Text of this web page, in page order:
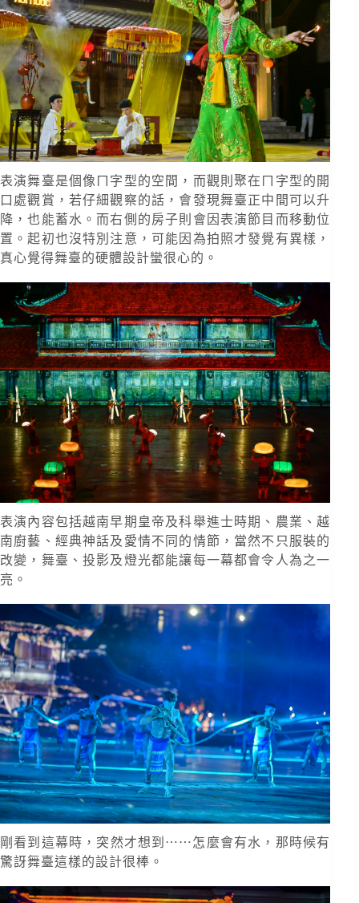
表演舞臺是個像ㄇ字型的空間，而觀則聚在ㄇ字型的開
口處觀賞，若仔細觀察的話，會發現舞臺正中間可以升
降，也能蓄水。而右側的房子則會因表演節目而移動位
置。起初也沒特別注意，可能因為拍照才發覺有異樣，
真心覺得舞臺的硬體設計蠻很心的。
表演內容包括越南早期皇帝及科舉進士時期、農業、越
南廚藝、經典神話及愛情不同的情節，當然不只服裝的
改變，舞臺、投影及燈光都能讓每一幕都會令人為之一
亮。
剛看到這幕時，突然才想到⋯⋯怎麼會有水，那時候有
驚訝舞臺這樣的設計很棒。